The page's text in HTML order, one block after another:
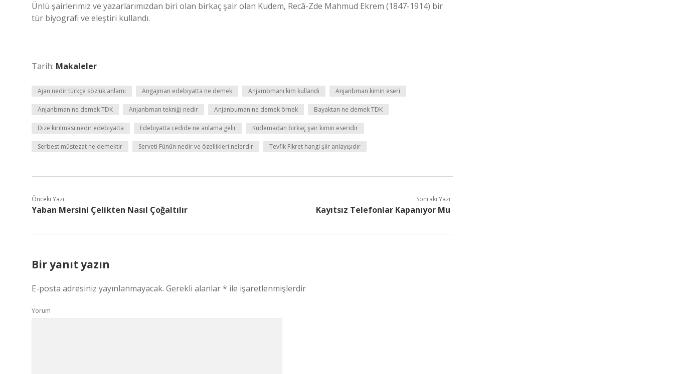
Ünlü şairlerimiz ve yazarlarımızdan biri olan birkaç şair olan Kudem, Recâ-Zde Mahmud Ekrem (1847-1914) bir
tür biyografi ve eleştiri kullandı.
Tarih: Makaleler
Ajan nedir türkçe sözlük anlamı Angajman edebiyatta ne demek Anjambmanı kim kullandı Anjanbman kimin eseri
Anjanbman ne demek TDK Anjanbman tekniği nedir Anjanbuman ne demek örnek Bayaktan ne demek TDK
Dize kırılması nedir edebiyatta Edebiyatta cedide ne anlama gelir Kudemadan birkaç şair kimin eseridir
Serbest müstezat ne demektir Serveti Fünûn nedir ve özellikleri nelerdir Tevfik Fikret hangi şiir anlayışıdır
Önceki Yazı
Yaban Mersini Çelikten Nasıl Çoğaltılır
Sonraki Yazı
Kayıtsız Telefonlar Kapanıyor Mu
Bir yanıt yazın
E-posta adresiniz yayınlanmayacak. Gerekli alanlar* ile işaretlenmişlerdir
Yorum